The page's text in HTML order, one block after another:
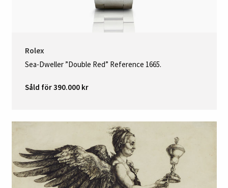
Rolex
Sea-Dweller ”Double Red” Reference 1665.
Såld för 390.000 kr